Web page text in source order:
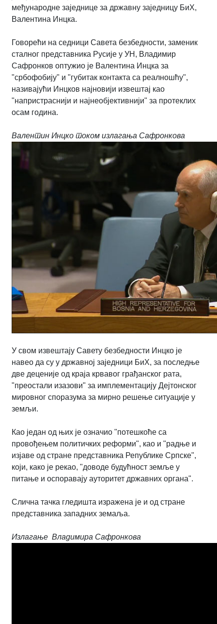
међународне заједнице за државну заједницу БиХ,
Валентина Инцка.
Говорећи на седници Савета безбедности, заменик
сталног представника Русије у УН, Владимир
Сафронков оптужио је Валентина Инцка за
"србофобију" и "губитак контакта са реалношћу",
називајући Инцков најновији извештај као
"напристраснији и најнеобјективнији" за протеклих
осам година.
Валентин Инцко током излагања Сафронкова
У свом извештају Савету безбедности Инцко је
навео да су у државној заједници БиХ, за последње
две деценије од краја крвавог грађанског рата,
"преостали изазови" за имплементацију Дејтонског
мировног споразума за мирно решење ситуације у
земљи.
Као један од њих је означио "потешкоће са
провођењем политичких реформи", као и "радње и
изјаве од стране представника Републике Српске",
који, како је рекао, "доводе будућност земље у
питање и оспоравају ауторитет државних органа".
Слична тачка гледишта изражена је и од стране
представника западних земаља.
Излагање Владимира Сафронкова